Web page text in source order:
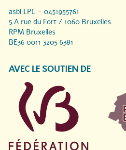
asbl LPC - 0451955761
5 A rue du Fort / 1060 Bruxelles
RPM Bruxelles
BE36 0011 3205 6381
AVEC LE SOUTIEN DE